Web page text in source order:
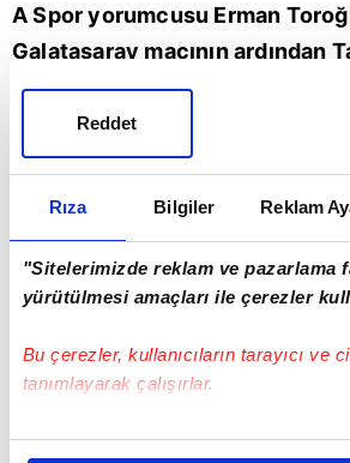
Rıza Bilgiler Reklam
"Sitelerimizde reklam ve pazarlama
yürütülmesi amaçları ile çerezler
Bu çerezler, kullanıcıların tarayıcı ve
tanımlayarak çalışırlar.
Bu çerezlere izin vermeniz halinde
Reddet
A Spor yorumcusu Erman
Galatasaray maçının ardından
programında
Toroğlu, "Diagne'nin atılması
ifadelerini kullandı.